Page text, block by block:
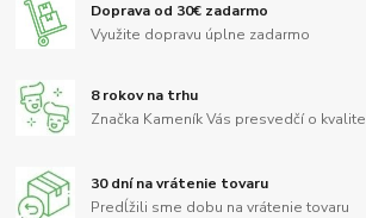
Doprava od 30€ zadarmo
Využite dopravu úplne zadarmo
8 rokov na trhu
Značka Kameník Vás presvedčí o kvalite
30 dní na vrátenie tovaru
Predĺžili sme dobu na vrátenie tovaru